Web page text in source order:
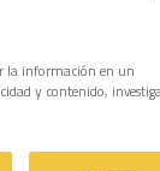
la información en un
y contenido,